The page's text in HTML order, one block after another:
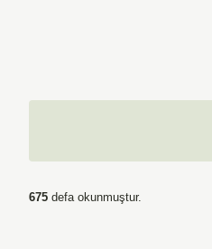
675 defa okunmuştur.